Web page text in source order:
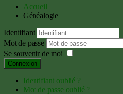
Accueil
Généalogie
Identifiant
Mot de passe
Se souvenir de moi
Connexion
Identifiant oublié ?
Mot de passe oublié ?